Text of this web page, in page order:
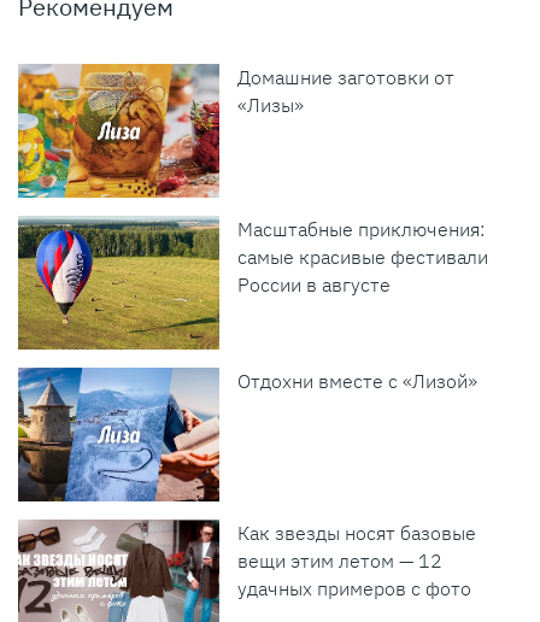
Рекомендуем
Домашние заготовки от
«Лизы»
Масштабные приключения:
самые красивые фестивали
России в августе
Отдохни вместе с «Лизой»
Как звезды носят базовые
вещи этим летом — 12
удачных примеров с фото